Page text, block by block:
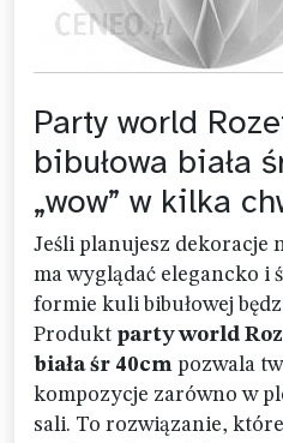
Party world
bibułowa biała
„wow” w kilka
Jeśli planujesz dekoracje
ma wyglądać elegancko i
formie kuli bibułowej
Produkt party world
biała śr 40cm pozwala
kompozycje zarówno w
sali. To rozwiązanie,